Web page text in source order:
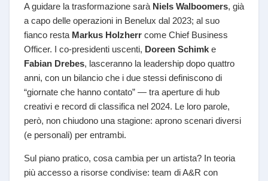
A guidare la trasformazione sarà Niels Walboomers, già
a capo delle operazioni in Benelux dal 2023; al suo
fianco resta Markus Holzherr come Chief Business
Officer. I co-presidenti uscenti, Doreen Schimk e
Fabian Drebes, lasceranno la leadership dopo quattro
anni, con un bilancio che i due stessi definiscono di
“giornate che hanno contato” — tra aperture di hub
creativi e record di classifica nel 2024. Le loro parole,
però, non chiudono una stagione: aprono scenari diversi
(e personali) per entrambi.
Sul piano pratico, cosa cambia per un artista? In teoria
più accesso a risorse condivise: team di A&R con